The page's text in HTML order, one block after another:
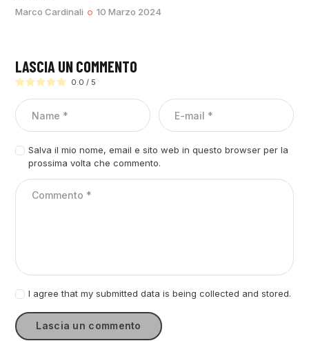
Marco Cardinali 10 Marzo 2024
LASCIA UN COMMENTO
0.0 / 5
Salva il mio nome, email e sito web in questo browser per la
prossima volta che commento.
I agree that my submitted data is being collected and stored.